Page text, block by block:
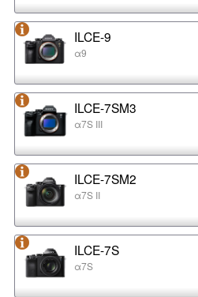
ILCE-9
α9
ILCE-7SM3
α7S III
ILCE-7SM2
α7S II
ILCE-7S
α7S